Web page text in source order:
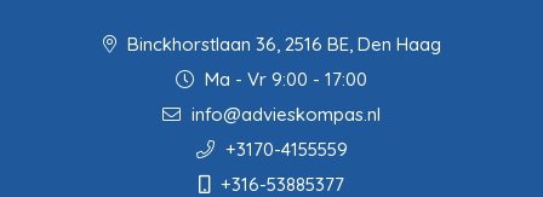
Binckhorstlaan 36, 2516 BE, Den Haag
Ma - Vr 9:00 - 17:00
info@advieskompas.nl
+3170-4155559
+316-53885377